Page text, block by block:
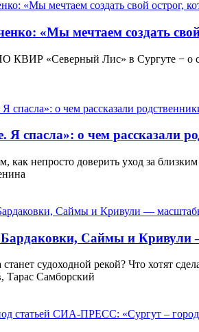
«Мы мечтаем создать
КВИР «Северный Лис» в Сургуте − о
Я спасла»: о чем рассказали
как непросто доверить уход за
Саймы и Кривули
судоходной рекой? Что хотят
Самборский